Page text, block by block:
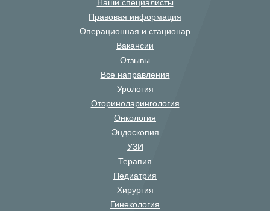
Наши специалисты
Правовая информация
Операционная и стационар
Вакансии
Отзывы
Все направления
Урология
Оториноларингология
Онкология
Эндоскопия
УЗИ
Терапия
Педиатрия
Хирургия
Гинекология